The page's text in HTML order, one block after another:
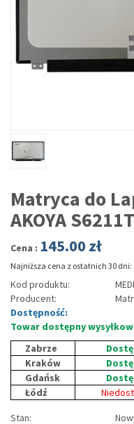
Matryca do
AKOYA
Cena : 145.00 zł
Najniższa cena z ostatnich 30 dni:
Kod produktu:
Producent:
Dostępność:
Towar dostępny
Zabrze
Kraków
Gdańsk
Łódź
Stan: